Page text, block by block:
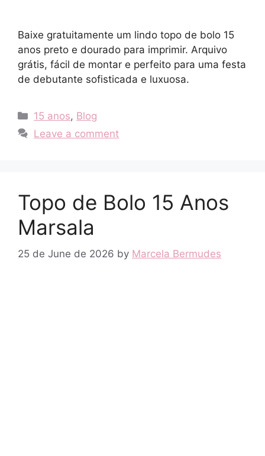
Baixe gratuitamente um lindo topo de bolo 15
anos preto e dourado para imprimir. Arquivo
grátis, fácil de montar e perfeito para uma festa
de debutante sofisticada e luxuosa.
Categories
15 anos, Blog
Leave a comment
Topo de Bolo 15 Anos
Marsala
25 de June de 2026 by Marcela Bermudes